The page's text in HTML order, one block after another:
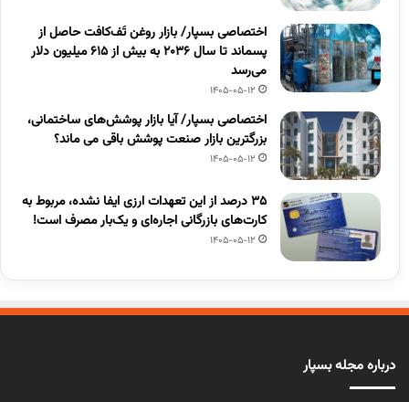
اختصاصی بسپار/ بازار روغن تَف‌کافت حاصل از
پسماند تا سال ۲۰۳۶ به بیش از ۶۱۵ میلیون دلار
می‌رسد
1405-05-12
اختصاصی بسپار/ آیا بازار پوشش‌های ساختمانی،
بزرگترین بازار صنعت پوشش باقی می ماند؟
1405-05-12
۳۵ درصد از این تعهدات ارزی ایفا نشده، مربوط به
کارت‌های بازرگانی اجاره‌ای و یک‌بار مصرف است!
1405-05-12
درباره مجله بسپار